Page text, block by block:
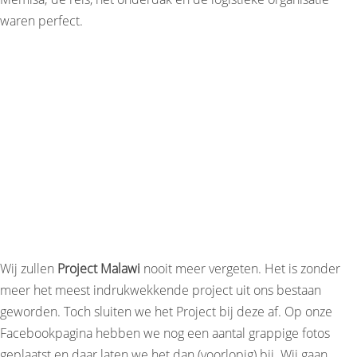
waren perfect.
Wij zullen Project Malawi nooit meer vergeten. Het is zonder
meer het meest indrukwekkende project uit ons bestaan
geworden. Toch sluiten we het Project bij deze af. Op onze
Facebookpagina hebben we nog een aantal grappige fotos